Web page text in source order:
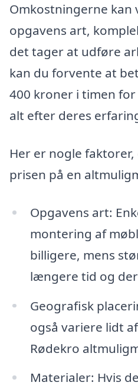
Omkostningerne
opgavens art,
det tager at udføre
kan du forvente at
400 kroner i timen
alt efter deres
Her er nogle
prisen på en
Opgavens art:
montering af
billigere, mens
længere tid og
Geografisk
også variere lidt
Rødekro
Materialer: Hvis